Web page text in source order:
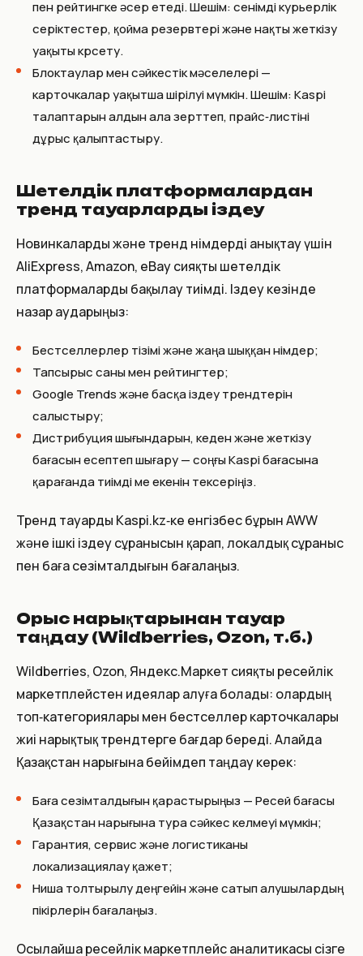
пен рейтингке әсер етеді. Шешім: сенімді курьерлік
серіктестер, қойма резервтері және нақты жеткізу
уақыты көрсету.
Блоктаулар мен сәйкестік мәселелері —
карточкалар уақытша өшірілуі мүмкін. Шешім: Kaspi
талаптарын алдын ала зерттеп, прайс‑листіні
дұрыс қалыптастыру.
Шетелдік платформалардан
тренд тауарларды іздеу
Новинкаларды және тренд өнімдерді анықтау үшін
AliExpress, Amazon, eBay сияқты шетелдік
платформаларды бақылау тиімді. Іздеу кезінде
назар аударыңыз:
Бестселлерлер тізімі және жаңа шыққан өнімдер;
Тапсырыс саны мен рейтингтер;
Google Trends және басқа іздеу трендтерін
салыстыру;
Дистрибуция шығындарын, кеден және жеткізу
бағасын есептеп шығару — соңғы Kaspi бағасына
қарағанда тиімді ме екенін тексеріңіз.
Тренд тауарды Kaspi.kz‑ке енгізбес бұрын AWW
және ішкі іздеу сұранысын қарап, локалдық сұраныс
пен баға сезімталдығын бағалаңыз.
Орыс нарықтарынан тауар
таңдау (Wildberries, Ozon, т.б.)
Wildberries, Ozon, Яндекс.Маркет сияқты ресейлік
маркетплейстен идеялар алуға болады: олардың
топ‑категориялары мен бестселлер карточкалары
жиі нарықтық трендтерге бағдар береді. Алайда
Қазақстан нарығына бейімдеп таңдау керек:
Баға сезімталдығын қарастырыңыз — Ресей бағасы
Қазақстан нарығына тура сәйкес келмеуі мүмкін;
Гарантия, сервис және логистиканы
локализациялау қажет;
Ниша толтырылу деңгейін және сатып алушылардың
пікірлерін бағалаңыз.
Осылайша ресейлік маркетплейс аналитикасы сізге